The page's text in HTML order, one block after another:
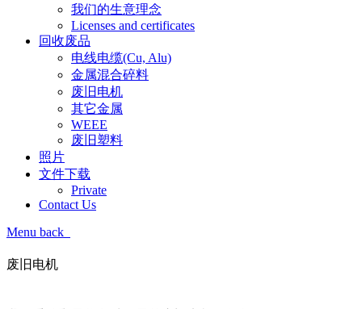
我们的生意理念
Licenses and certificates
回收废品
电线电缆(Cu, Alu)
金属混合碎料
废旧电机
其它金属
WEEE
废旧塑料
照片
文件下载
Private
Contact Us
Menu back
废旧电机
废旧电机